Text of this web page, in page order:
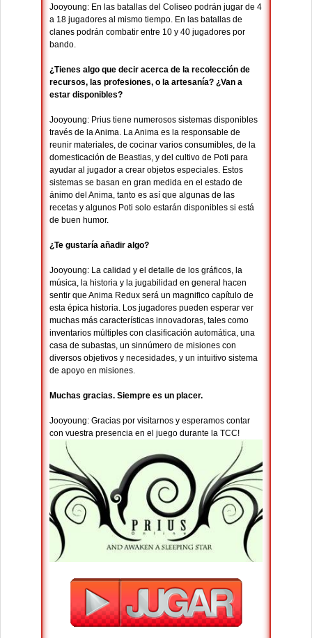
Jooyoung: En las batallas del Coliseo podrán jugar de 4
a 18 jugadores al mismo tiempo. En las batallas de
clanes podrán combatir entre 10 y 40 jugadores por
bando.
¿Tienes algo que decir acerca de la recolección de
recursos, las profesiones, o la artesanía? ¿Van a
estar disponibles?
Jooyoung: Prius tiene numerosos sistemas disponibles
través de la Anima. La Anima es la responsable de
reunir materiales, de cocinar varios consumibles, de la
domesticación de Beastias, y del cultivo de Poti para
ayudar al jugador a crear objetos especiales. Estos
sistemas se basan en gran medida en el estado de
ánimo del Anima, tanto es así que algunas de las
recetas y algunos Poti solo estarán disponibles si está
de buen humor.
¿Te gustaría añadir algo?
Jooyoung: La calidad y el detalle de los gráficos, la
música, la historia y la jugabilidad en general hacen
sentir que Anima Redux será un magnifico capítulo de
esta épica historia. Los jugadores pueden esperar ver
muchas más características innovadoras, tales como
inventarios múltiples con clasificación automática, una
casa de subastas, un sinnúmero de misiones con
diversos objetivos y necesidades, y un intuitivo sistema
de apoyo en misiones.
Muchas gracias. Siempre es un placer.
Jooyoung: Gracias por visitarnos y esperamos contar
con vuestra presencia en el juego durante la TCC!